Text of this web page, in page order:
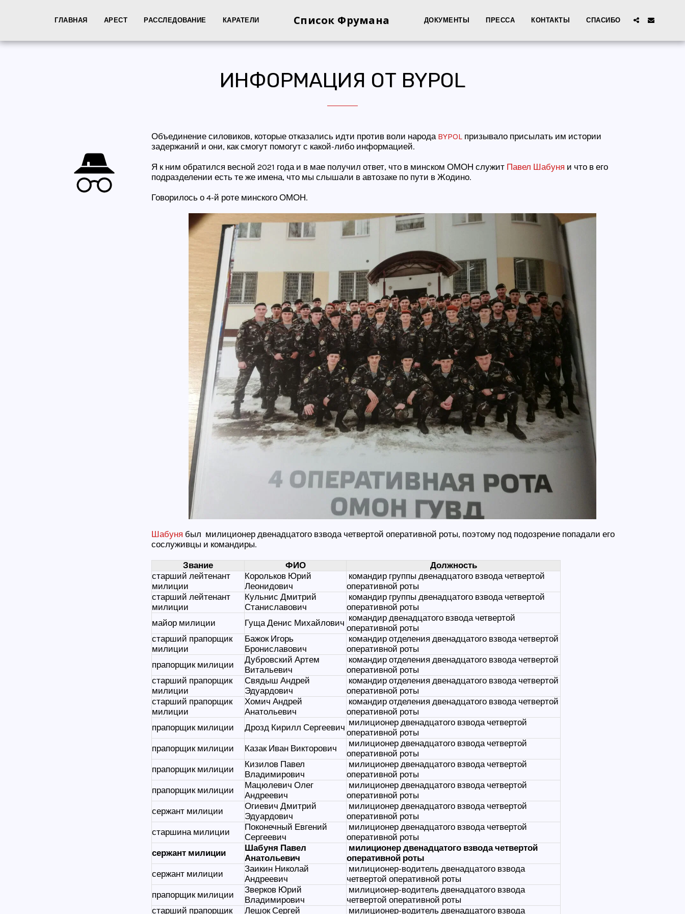
ГЛАВНАЯ АРЕСТ РАССЛЕДОВАНИЕ КАРАТЕЛИ Список Фрумана ДОКУМЕНТЫ ПРЕССА КОНТАКТЫ СПАСИБО
ИНФОРМАЦИЯ ОТ BYPOL
Объединение силовиков, которые отказались идти против воли народа BYPOL призывало присылать им истории
задержаний и они, как смогут помогут с какой-либо информацией.
Я к ним обратился весной 2021 года и в мае получил ответ, что в минском ОМОН служит Павел Шабуня и что в его
подразделении есть те же имена, что мы слышали в автозаке по пути в Жодино.
Говорилось о 4-й роте минского ОМОН.
Шабуня был милиционер двенадцатого взвода четвертой оперативной роты, поэтому под подозрение попадали его
сослуживцы и командиры.
Звание ФИО
Должность
старший лейтенант
милиции
Корольков Юрий
Леонидович
командир группы двенадцатого взвода четвертой
оперативной роты
старший лейтенант
милиции
Кульнис Дмитрий
Станиславович
командир группы двенадцатого взвода четвертой
оперативной роты
майор милиции
Гуща Денис Михайлович
командир двенадцатого взвода четвертой
оперативной роты
старший прапорщик
милиции
Бажок Игорь
Брониславович
командир отделения двенадцатого взвода четвертой
оперативной роты
прапорщик милиции
Дубровский Артем
Витальевич
командир отделения двенадцатого взвода четвертой
оперативной роты
старший прапорщик
милиции
Свядыш Андрей
Эдуардович
командир отделения двенадцатого взвода четвертой
оперативной роты
старший прапорщик
милиции
Хомич Андрей
Анатольевич
командир отделения двенадцатого взвода четвертой
оперативной роты
прапорщик милиции
Дрозд Кирилл Сергеевич
милиционер двенадцатого взвода четвертой
оперативной роты
прапорщик милиции
Казак Иван Викторович
милиционер двенадцатого взвода четвертой
оперативной роты
прапорщик милиции
Кизилов Павел
Владимирович
милиционер двенадцатого взвода четвертой
оперативной роты
прапорщик милиции
Мацюлевич Олег
Андреевич
милиционер двенадцатого взвода четвертой
оперативной роты
сержант милиции
Огиевич Дмитрий
Эдуардович
милиционер двенадцатого взвода четвертой
оперативной роты
старшина милиции
Поконечный Евгений
Сергеевич
милиционер двенадцатого взвода четвертой
оперативной роты
сержант милиции
Шабуня Павел
Анатольевич
милиционер двенадцатого взвода четвертой
оперативной роты
сержант милиции
Заикин Николай
Андреевич
милиционер-водитель двенадцатого взвода
четвертой оперативной роты
прапорщик милиции
Зверков Юрий
Владимирович
милиционер-водитель двенадцатого взвода
четвертой оперативной роты
старший прапорщик
Лешок Сергей милиционер-водитель двенадцатого взвода